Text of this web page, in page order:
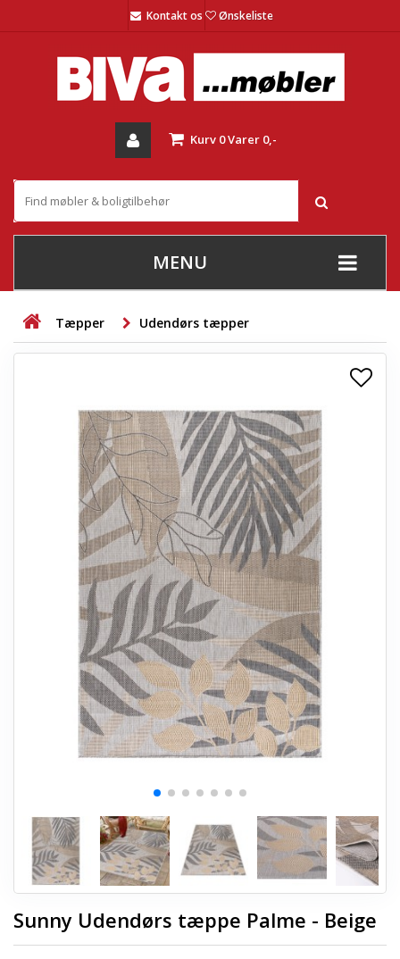
Kontakt os Ønskeliste
Kurv 0Varer 0,-
MENU
+
STUE
+
SOVEVÆRELSE
BØRNEMØBLER
KONTORMØBLER
OPBEVARING
HAVEMØBLER
ENTREMØBLER
SPAR PENGE PÅ UDVALGTE VARER
Tæpper Udendørs tæpper
Sunny Udendørs tæppe Palme - Beige